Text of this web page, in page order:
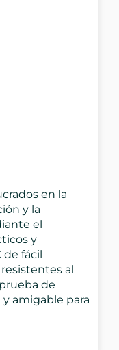
en la
y la
el
y
de fácil
al
de
amigable para